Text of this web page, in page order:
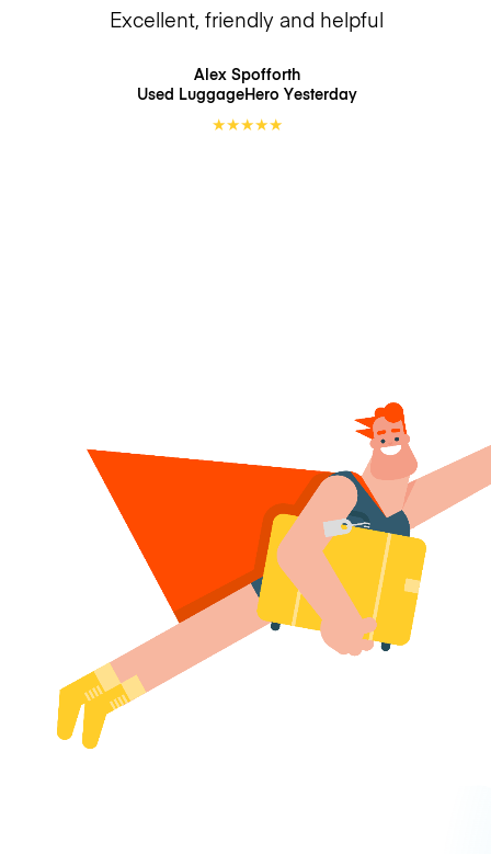
Excellent, friendly and helpful
Alex Spofforth
Used LuggageHero Yesterday
★★★★★